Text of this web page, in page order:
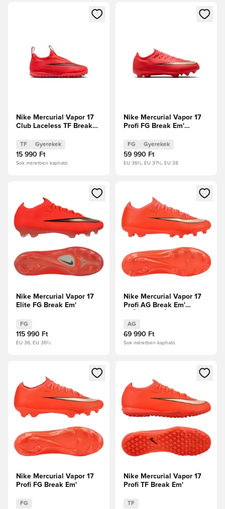
Megnyit egy modált a bejelentkezéshez vagy a tagként
Nike Mercurial Vapor 17
Club Laceless TF Break
TF Gyerekek
15 990 Ft
Sok méretben kapható
Megnyit egy modált a
Nike Mercurial Vapor 17
Profi FG Break Em'
FG Gyerekek
59 990 Ft
EU 36½, EU 37½, EU 38
Megnyit egy modált a bejelentkezéshez vagy a tagként
Nike Mercurial Vapor 17
Elite FG Break Em'
FG
115 990 Ft
EU 36, EU 36½
Megnyit egy modált a
Nike Mercurial Vapor 17
Profi AG Break Em'
AG
69 990 Ft
Sok méretben kapható
Megnyit egy modált a bejelentkezéshez vagy a tagként
Nike Mercurial Vapor 17
Profi FG Break Em'
FG
Megnyit egy modált a
Nike Mercurial Vapor 17
Profi TF Break Em'
TF